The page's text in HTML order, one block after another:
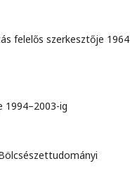
felelős szerkesztője
1994–2003-ig